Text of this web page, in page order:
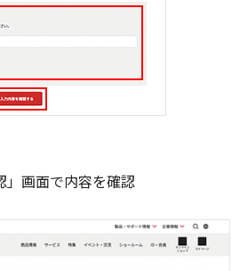
」画面で内容を確認